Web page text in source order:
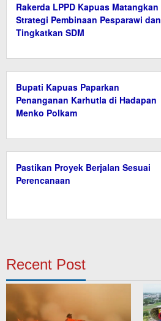
Rakerda LPPD Kapuas Matangkan
Strategi Pembinaan Pesparawi dan
Tingkatkan SDM
Bupati Kapuas Paparkan
Penanganan Karhutla di Hadapan
Menko Polkam
Pastikan Proyek Berjalan Sesuai
Perencanaan
Recent Post